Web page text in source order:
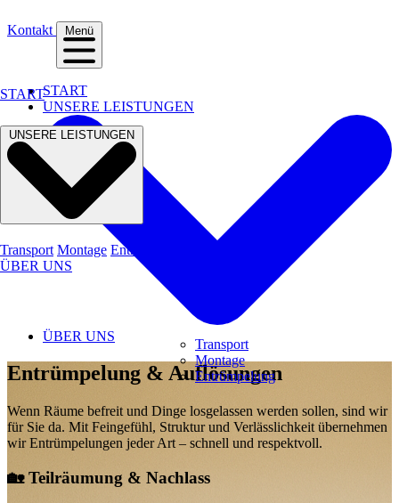
Kontakt Menü
START
UNSERE LEISTUNGEN
Transport
Montage
Entrümpelung
ÜBER UNS
START
UNSERE LEISTUNGEN
Transport Montage Entrümpelung
ÜBER UNS
Entrümpelung & Auflösungen
Wenn Räume befreit und Dinge losgelassen werden sollen, sind wir
für Sie da. Mit Feingefühl, Struktur und Verlässlichkeit übernehmen
wir Entrümpelungen jeder Art – schnell und respektvoll.
🏡 Teilräumung & Nachlass